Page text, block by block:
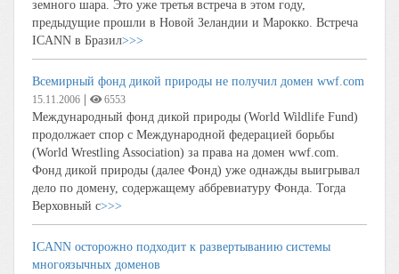
земного шара. Это уже третья встреча в этом году,
предыдущие прошли в Новой Зеландии и Марокко. Встреча
ICANN в Бразил>>>
Всемирный фонд дикой природы не получил домен wwf.com
15.11.2006 6553
Международный фонд дикой природы (World Wildlife Fund)
продолжает спор с Международной федерацией борьбы
(World Wrestling Association) за права на домен wwf.com.
Фонд дикой природы (далее Фонд) уже однажды выигрывал
дело по домену, содержащему аббревиатуру Фонда. Тогда
Верховный с>>>
ICANN осторожно подходит к развертыванию системы
многоязычных доменов